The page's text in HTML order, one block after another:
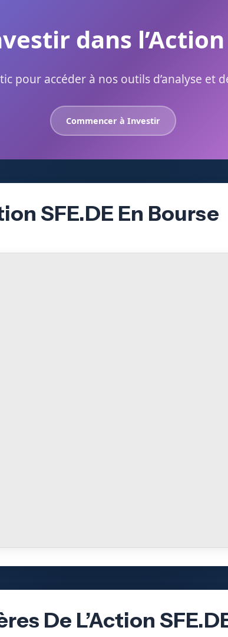
dans l’Action
pour accéder à nos outils d’analyse et
Commencer à Investir
SFE.DE En Bourse
De L’Action